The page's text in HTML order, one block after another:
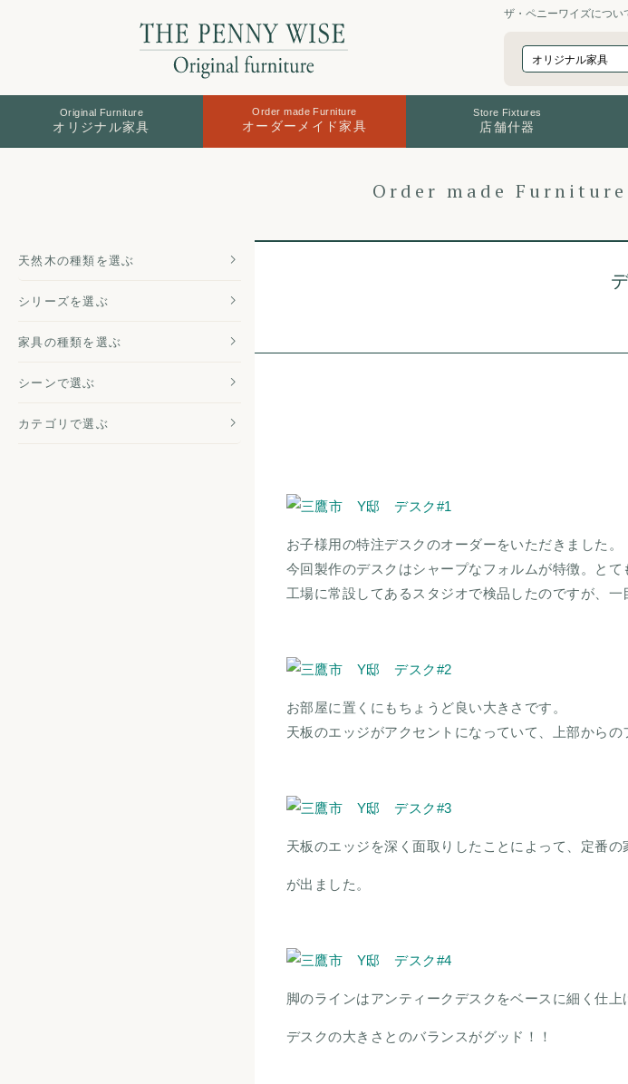
ザ・ペニーワイズについ
Original Furniture
オリジナル家具
Order made Furniture
オーダーメイド家具
Store Fixtures
店舗什器
Order made Furniture
天然木の種類を選ぶ
シリーズを選ぶ
家具の種類を選ぶ
シーンで選ぶ
カテゴリで選ぶ
お子様用の特注デスクのオーダーをいただきました。
今回製作のデスクはシャープなフォルムが特徴。とて
工場に常設してあるスタジオで検品したのですが、一
お部屋に置くにもちょうど良い大きさです。
天板のエッジがアクセントになっていて、上部からの
天板のエッジを深く面取りしたことによって、定番
が出ました。
脚のラインはアンティークデスクをベースに細く仕上
デスクの大きさとのバランスがグッド！！